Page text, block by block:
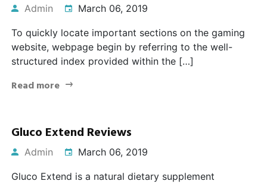
Admin March 06, 2019
To quickly locate important sections on the gaming
website, webpage begin by referring to the well-
structured index provided within the […]
Read more
Gluco Extend Reviews
Admin March 06, 2019
Gluco Extend is a natural dietary supplement